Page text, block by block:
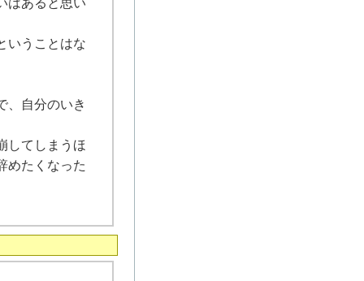
はあると思い
いうことはな
、自分のいき
してしまうほ
めたくなった